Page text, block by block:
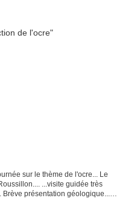
sur le thème de l'ocre... Le
...visite guidée très
présentation géologique...